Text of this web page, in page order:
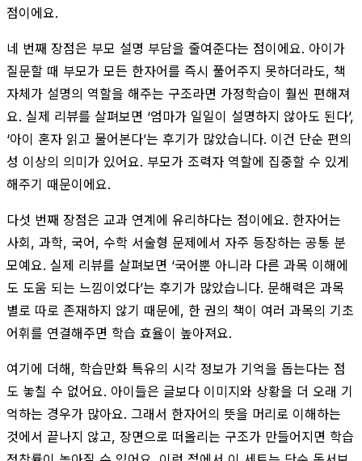
점이에요.
네 번째 장점은 부모 설명 부담을 줄여준다는 점이에요. 아이가
질문할 때 부모가 모든 한자어를 즉시 풀어주지 못하더라도, 책
자체가 설명의 역할을 해주는 구조라면 가정학습이 훨씬 편해져
요. 실제 리뷰를 살펴보면 ‘엄마가 일일이 설명하지 않아도 된다’,
‘아이 혼자 읽고 물어본다’는 후기가 많았습니다. 이건 단순 편의
성 이상의 의미가 있어요. 부모가 조력자 역할에 집중할 수 있게
해주기 때문이에요.
다섯 번째 장점은 교과 연계에 유리하다는 점이에요. 한자어는
사회, 과학, 국어, 수학 서술형 문제에서 자주 등장하는 공통 분
모예요. 실제 리뷰를 살펴보면 ‘국어뿐 아니라 다른 과목 이해에
도 도움 되는 느낌이었다’는 후기가 많았습니다. 문해력은 과목
별로 따로 존재하지 않기 때문에, 한 권의 책이 여러 과목의 기초
어휘를 연결해주면 학습 효율이 높아져요.
여기에 더해, 학습만화 특유의 시각 정보가 기억을 돕는다는 점
도 놓칠 수 없어요. 아이들은 글보다 이미지와 상황을 더 오래 기
억하는 경우가 많아요. 그래서 한자어의 뜻을 머리로 이해하는
것에서 끝나지 않고, 장면으로 떠올리는 구조가 만들어지면 학습